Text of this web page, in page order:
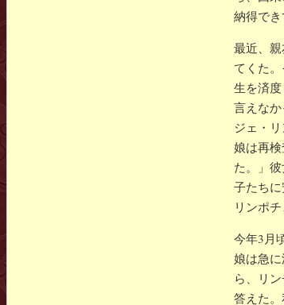
納得でき
最近、
てくた
生を済
言えな
ジェ・
娘は再
た。」
子たち
リンポ
今年3月
娘は急
ら、リ
答えた